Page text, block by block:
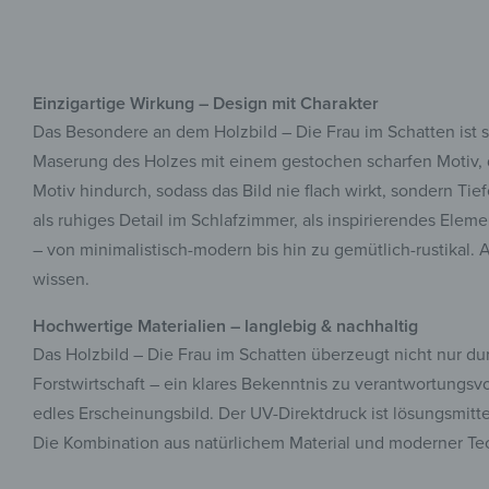
Einzigartige Wirkung – Design mit Charakter
Das Besondere an dem Holzbild – Die Frau im Schatten
Maserung des Holzes mit einem gestochen scharfen
Motiv hindurch, sodass das Bild nie flach wirkt, sondern
als ruhiges Detail im Schlafzimmer, als inspirierendes
– von minimalistisch-modern bis hin zu gemütlich-rustikal.
wissen.
Hochwertige Materialien – langlebig & nachhaltig
Das Holzbild – Die Frau im Schatten überzeugt nicht nur
Forstwirtschaft – ein klares Bekenntnis zu
edles Erscheinungsbild. Der UV-Direktdruck ist
Die Kombination aus natürlichem Material und moderner